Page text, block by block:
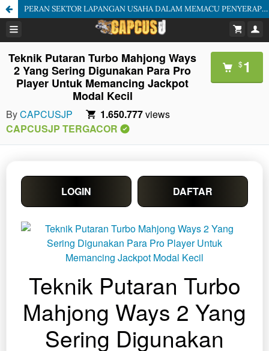
PERAN SEKTOR LAPANGAN USAHA DALAM MEMACU PENYERAPAN TENAGA KERJA DI KABUPATEN KEDIRI